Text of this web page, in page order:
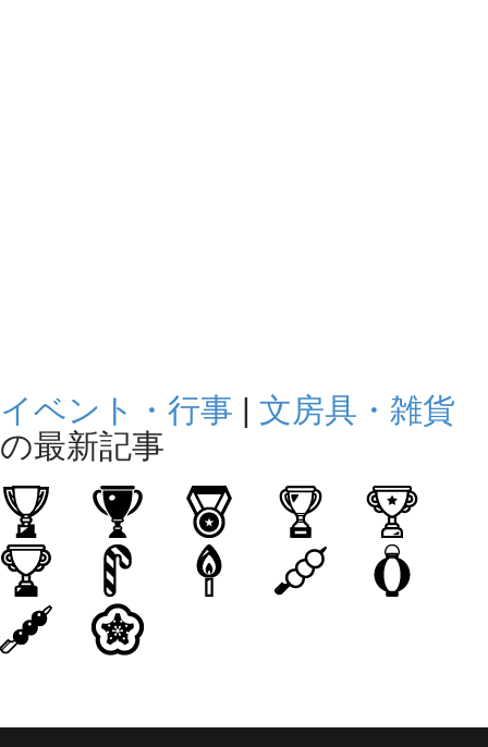
イベント・行事 | 文房具・雑貨
の最新記事